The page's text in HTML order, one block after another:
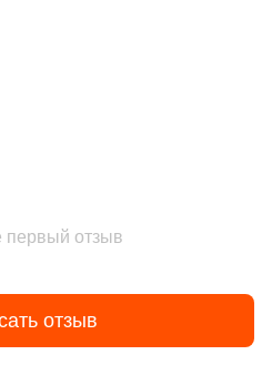
первый отзыв
отзыв